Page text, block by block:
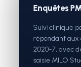
Enquêtes
Suivi clinique
répondant aux
2020-7, avec
saisie MILO